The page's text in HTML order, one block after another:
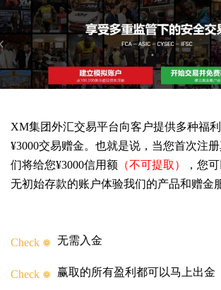
XM集团外汇交易平台向客户提供多种福
¥3000交易赠金。也就是说，当您首次注
们将给您¥3000信用额 （不可提取）
，您
无初始存款的账户体验我们的产品和赠金
Check 无需入金
Check 赢取的所有盈利都可以马上出金